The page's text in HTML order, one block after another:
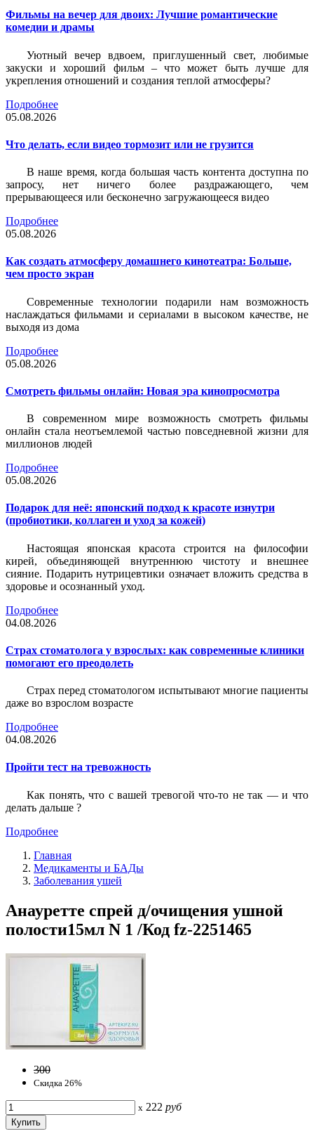
Фильмы на вечер для двоих: Лучшие романтические
комедии и драмы
Уютный вечер вдвоем, приглушенный свет, любимые
закуски и хороший фильм – что может быть лучше для
укрепления отношений и создания теплой атмосферы?
Подробнее
05.08.2026
Что делать, если видео тормозит или не грузится
В наше время, когда большая часть контента доступна по
запросу, нет ничего более раздражающего, чем
прерывающееся или бесконечно загружающееся видео
Подробнее
05.08.2026
Как создать атмосферу домашнего кинотеатра: Больше,
чем просто экран
Современные технологии подарили нам возможность
наслаждаться фильмами и сериалами в высоком качестве, не
выходя из дома
Подробнее
05.08.2026
Смотреть фильмы онлайн: Новая эра кинопросмотра
В современном мире возможность смотреть фильмы
онлайн стала неотъемлемой частью повседневной жизни для
миллионов людей
Подробнее
05.08.2026
Подарок для неё: японский подход к красоте изнутри
(пробиотики, коллаген и уход за кожей)
Настоящая японская красота строится на философии
кирей, объединяющей внутреннюю чистоту и внешнее
сияние. Подарить нутрицевтики означает вложить средства в
здоровье и осознанный уход.
Подробнее
04.08.2026
Страх стоматолога у взрослых: как современные клиники
помогают его преодолеть
Страх перед стоматологом испытывают многие пациенты
даже во взрослом возрасте
Подробнее
04.08.2026
Пройти тест на тревожность
Как понять, что с вашей тревогой что-то не так — и что
делать дальше ?
Подробнее
Главная
Медикаменты и БАДы
Заболевания ушей
Анауретте спрей д/очищения ушной
полости15мл N 1 /Код fz-2251465
300
Скидка 26%
x 222 руб